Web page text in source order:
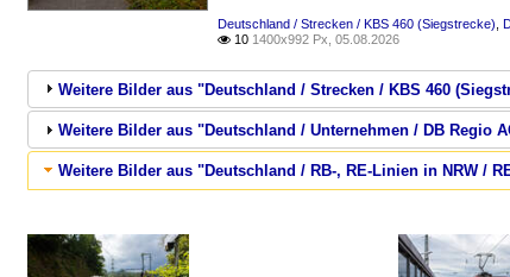
Deutschland / Strecken / KBS 460 (Siegstrecke)
 10 1400x992 Px, 05.08.2026
Weitere Bilder aus "Deutschland / Strecken / KBS 460
Weitere Bilder aus "Deutschland / Unternehmen / DB Regio
Weitere Bilder aus "Deutschland / RB-, RE-Linien in NRW /